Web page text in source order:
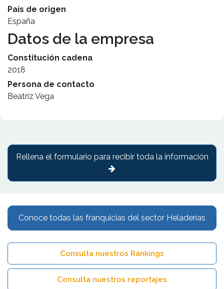
País de origen
España
Datos de la empresa
Constitución cadena
2018
Persona de contacto
Beatriz Vega
Conoce todas las franquicias del sector Heladerías
Consulta nuestros Rankings
Consulta nuestros reportajes